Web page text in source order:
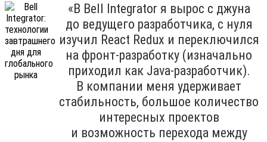
«В Bell Integrator я вырос с джуна
до ведущего разработчика, с нуля
изучил React Redux и переключился
на фронт-разработку (изначально
приходил как Java-разработчик).
В компании меня удерживает
стабильность, большое количество
интересных проектов
и возможность перехода между